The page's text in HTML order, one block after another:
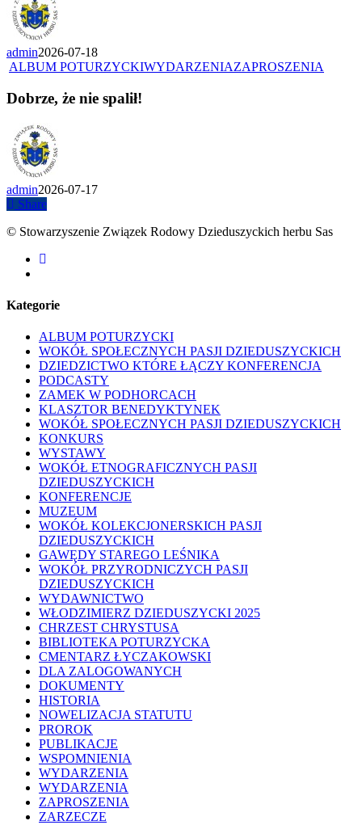
admin2026-07-18
ALBUM POTURZYCKIWYDARZENIAZAPROSZENIA
Dobrze, że nie spalił!
admin2026-07-17
Share
© Stowarzyszenie Związek Rodowy Dzieduszyckich herbu Sas
facebook
Kategorie
ALBUM POTURZYCKI
WOKÓŁ SPOŁECZNYCH PASJI DZIEDUSZYCKICH
DZIEDZICTWO KTÓRE ŁĄCZY KONFERENCJA
PODCASTY
ZAMEK W PODHORCACH
KLASZTOR BENEDYKTYNEK
WOKÓŁ SPOŁECZNYCH PASJI DZIEDUSZYCKICH
KONKURS
WYSTAWY
WOKÓŁ ETNOGRAFICZNYCH PASJI
DZIEDUSZYCKICH
KONFERENCJE
MUZEUM
WOKÓŁ KOLEKCJONERSKICH PASJI
DZIEDUSZYCKICH
GAWĘDY STAREGO LEŚNIKA
WOKÓŁ PRZYRODNICZYCH PASJI
DZIEDUSZYCKICH
WYDAWNICTWO
WŁODZIMIERZ DZIEDUSZYCKI 2025
CHRZEST CHRYSTUSA
BIBLIOTEKA POTURZYCKA
CMENTARZ ŁYCZAKOWSKI
DLA ZALOGOWANYCH
DOKUMENTY
HISTORIA
NOWELIZACJA STATUTU
PROROK
PUBLIKACJE
WSPOMNIENIA
WYDARZENIA
WYDARZENIA
ZAPROSZENIA
ZARZECZE